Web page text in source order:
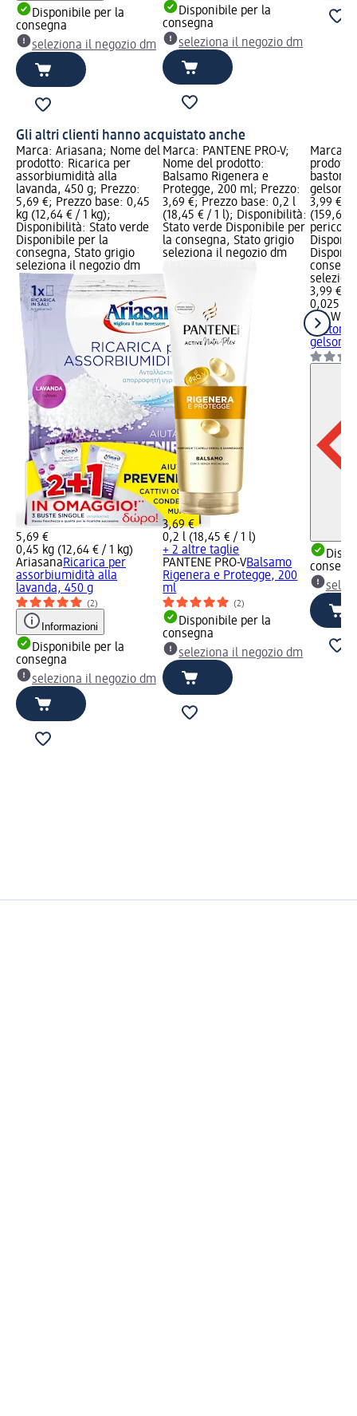
Disponibile per la
consegna
seleziona il negozio dm
Disponibile per la
consegna
seleziona il negozio dm
Gli altri clienti hanno acquistato anche
Marca: Ariasana; Nome del
prodotto: Ricarica per
assorbiumidità alla
lavanda, 450 g; Prezzo:
5,69 €; Prezzo base: 0,45
kg (12,64 € / 1 kg);
Disponibilità: Stato verde
Disponibile per la
consegna, Stato grigio
seleziona il negozio dm
5,69 €
0,45 kg (12,64 € / 1 kg)
AriasanaRicarica per
assorbiumidità alla
lavanda, 450 g
(2)
Informazioni
Disponibile per la
consegna
seleziona il negozio dm
Marca: PANTENE PRO-V;
Nome del prodotto:
Balsamo Rigenera e
Protegge, 200 ml; Prezzo:
3,69 €; Prezzo base: 0,2 l
(18,45 € / 1 l); Disponibilità:
Stato verde Disponibile per
la consegna, Stato grigio
seleziona il negozio dm
3,69 €
0,2 l (18,45 € / 1 l)
+ 2 altre taglie
PANTENE PRO-VBalsamo
Rigenera e Protegge, 200
ml
(2)
Disponibile per la
consegna
seleziona il negozio dm
Marca:
3,99 €;
(159,60
3,99 €
0,025 l
AIR